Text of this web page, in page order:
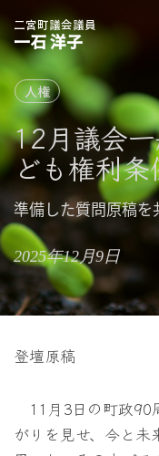
二宮町議会議員
一石 洋子
人権
12月議会
ども権利
準備した質問原稿を
2025年12月9日
登壇原稿
11月3日の町政90
がりを見せ、今と未